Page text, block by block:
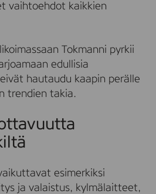
vaihtoehdot kaikkien
Tokmanni pyrkii
edullisia
hautaudu kaapin perälle
trendien takia.
esimerkiksi
ja valaistus, kylmälaitteet,